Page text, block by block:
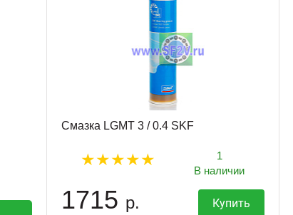
Смазка LGMT 3 / 0.4 SKF
1
В наличии
1715 р. Купить